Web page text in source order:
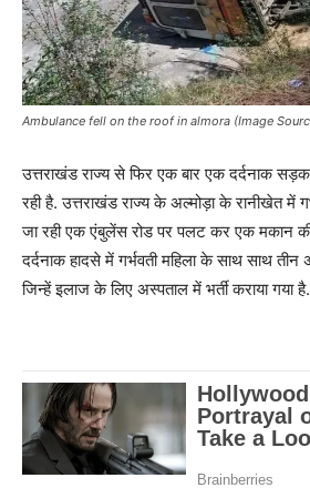
Ambulance fell on the roof in almora (Image
उत्तराखंड राज्य से फिर एक बार एक दर्दनाक
रही है. उत्तराखंड राज्य के अल्मोड़ा के रानीखेत में
जा रही एक एंबुलेंस रोड पर पलट कर एक मकान
दर्दनाक हादसे में गर्भवती महिला के साथ साथ तीन
जिन्हें इलाज के लिए अस्पताल में भर्ती कराया गया है.